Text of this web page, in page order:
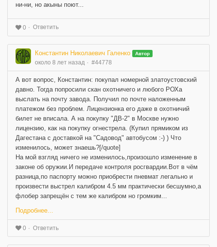
ни-ни, но акыны поют...
0 Ответить
Константин Николаевич Галенко Автор
около 8 лет назад #44778
А вот вопрос, Константин: покупал номерной златоустовский
давно. Тогда попросили скан охотничего и любого РОХа
выслать на почту завода. Получил по почте наложенным
платежом без проблем. Лицензионка его даже в охотничий
билет не вписала. А на покупку "ДВ-2" в Москве нужно
лицензию, как на покупку огнестрела. (Купил прямиком из
Дагестана с доставкой на "Садовод" автобусом :-) ) Что
изменилось, может знаешь?[/quote]
На мой взгляд ничего не изменилось,произошло изменение в
законе об оружии.И передаче контроля росгвардии.Вот в чём
разница,по паспорту можно приобрести пневмат легально и
произвести выстрел калибром 4.5 мм практически бесшумно,а
флобер запрещён с тем же калибром но громким...
Подробнее...
0 Ответить